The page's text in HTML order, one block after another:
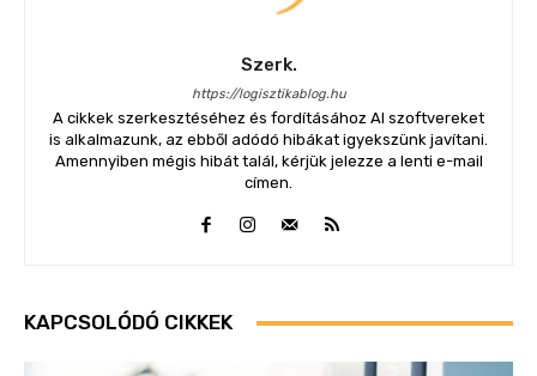
Szerk.
https://logisztikablog.hu
A cikkek szerkesztéséhez és fordításához AI szoftvereket
is alkalmazunk, az ebből adódó hibákat igyekszünk javítani.
Amennyiben mégis hibát talál, kérjük jelezze a lenti e-mail
címen.
KAPCSOLÓDÓ CIKKEK